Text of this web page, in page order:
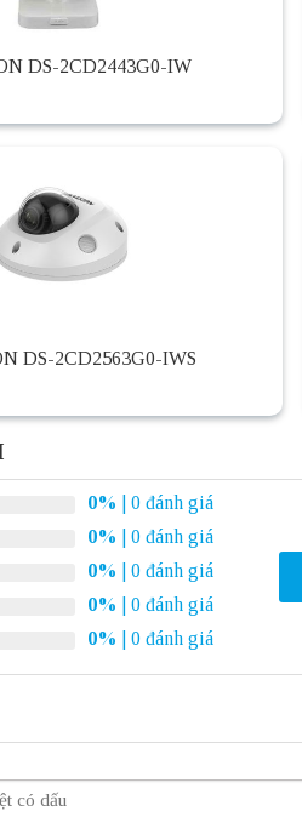
DS-2CD2443G0-IW
DS-2CD2563G0-IWS
0%
| 0 đánh giá
0%
| 0 đánh giá
0%
| 0 đánh giá
0%
| 0 đánh giá
0% | 0 đánh giá